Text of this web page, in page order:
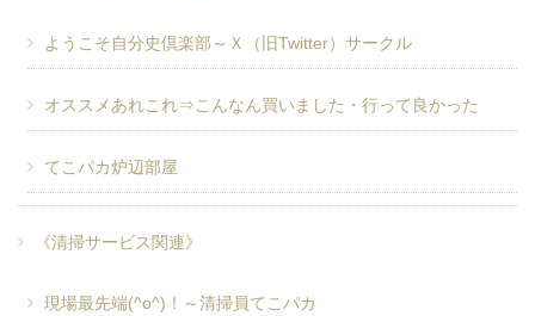
ようこそ自分史倶楽部～Ｘ（旧Twitter）サークル
オススメあれこれ⇒こんなん買いました・行って良かった
てこパカ炉辺部屋
《清掃サービス関連》
現場最先端(^o^)！～清掃員てこパカ